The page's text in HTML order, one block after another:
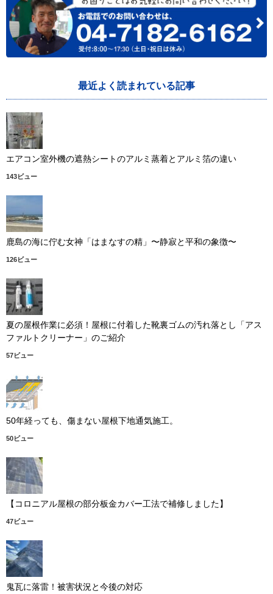
最近よく読まれている記事
エアコン室外機の遮熱シートのアルミ蒸着とアルミ箔の違い
143ビュー
鹿島の海に佇む女神「はまなすの精」〜静寂と平和の象徴〜
126ビュー
夏の屋根作業に必須！屋根に付着した靴裏ゴムの汚れ落とし「アス
ファルトクリーナー」のご紹介
57ビュー
50年経っても、傷まない屋根下地通気施工。
50ビュー
【コロニアル屋根の部分板金カバー工法で補修しました】
47ビュー
鬼瓦に落雷！被害状況と今後の対応